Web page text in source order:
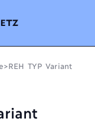
>REH TYP Variant